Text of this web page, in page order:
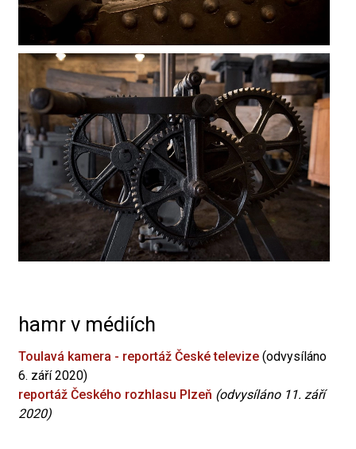
hamr v médiích
Toulavá kamera - reportáž České televize (odvysíláno
6. září 2020)
reportáž Českého rozhlasu Plzeň (odvysíláno 11. září
2020)